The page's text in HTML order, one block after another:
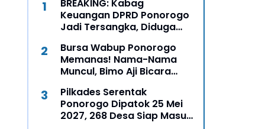
BREAKING: Kabag
Keuangan DPRD Ponorogo
Jadi Tersangka, Diduga
Bursa Wabup Ponorogo
Memanas! Nama-Nama
Muncul, Bimo Aji Bicara
Rita
Pilkades Serentak
Ponorogo Dipatok 25 Mei
2027, 268 Desa Siap Masuk